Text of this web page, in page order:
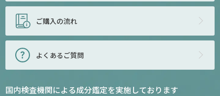
ご購入の流れ
よくあるご質問
国内検査機関による成分鑑定を実施しております